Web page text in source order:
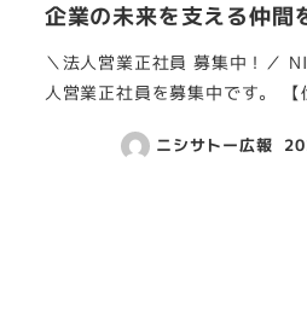
企業の未来を支える仲間
＼法人営業正社員 募集中！／
人営業正社員を募集中です。
ニシサトー広報